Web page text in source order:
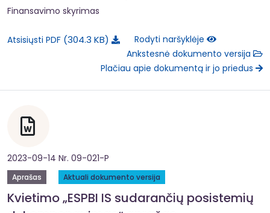
Finansavimo skyrimas
Atsisiųsti PDF 304.3 KB
Rodyti naršyklėje
Ankstesnė dokumento versija
Plačiau apie dokumentą ir jo priedus
2023-09-14 Nr. 09-021-P
Aprašas Aktuali dokumento versija
Kvietimo „ESPBI IS sudarančių posistemių